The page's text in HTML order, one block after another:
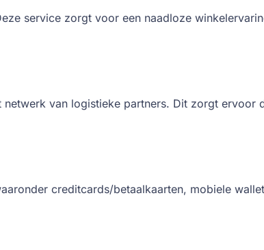
service zorgt voor een naadloze
van logistieke partners. Dit zorgt ervoor
creditcards/betaalkaarten, mobiele